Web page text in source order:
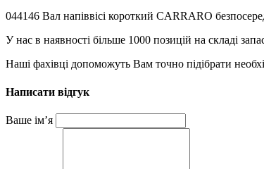
044146 Вал напіввісі короткий CARRARO
У нас в наявності більше 1000 позицій на складі
Наші фахівці допоможуть Вам точно підібрати
Написати відгук
Ваше ім’я